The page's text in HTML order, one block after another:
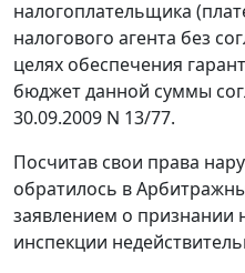
налогоплательщика
налогового агента без
целях обеспечения
бюджет данной суммы
30.09.2009 N 13/77.
Посчитав свои права
обратилось в
заявлением о признании
инспекции